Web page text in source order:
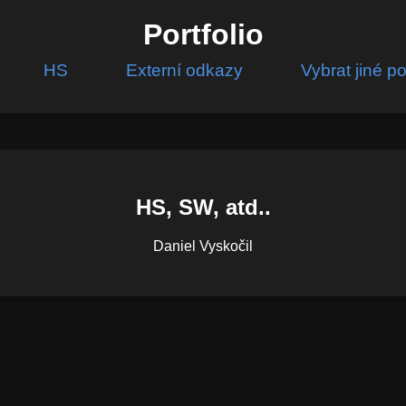
Portfolio
HS Externí odkazy Vybrat jiné
HS, SW, atd..
Daniel Vyskočil